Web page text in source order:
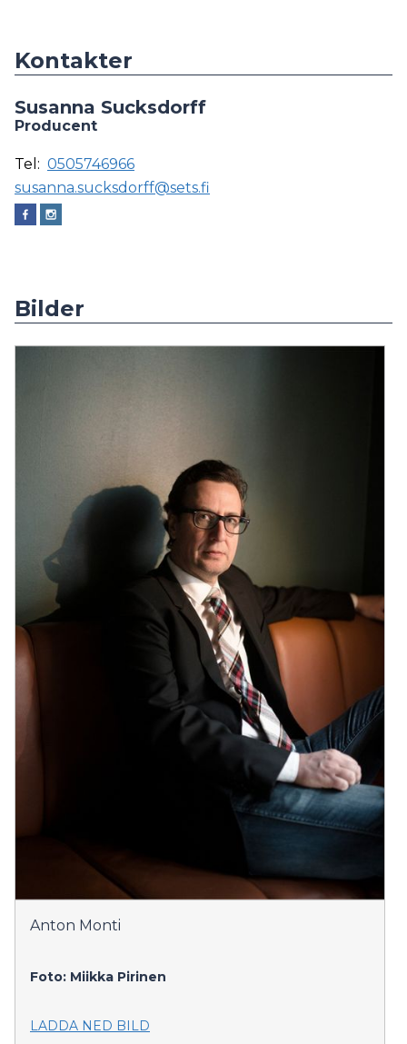
Kontakter
Susanna Sucksdorff
Producent
Tel: 0505746966
susanna.sucksdorff@sets.fi
Bilder
Anton Monti
Foto: Miikka Pirinen
LADDA NED BILD